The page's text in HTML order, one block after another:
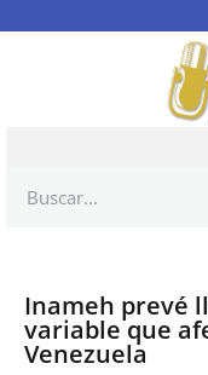
Inameh prevé
variable que
Venezuela